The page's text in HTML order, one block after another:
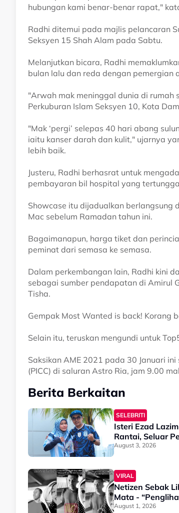
hubungan kami benar-benar rapat,"
Radhi ditemui pada majlis pelancaran
Seksyen 15 Shah Alam pada Sabtu.
Melanjutkan bicara, Radhi
bulan lalu dan reda dengan pemergian
"Arwah mak meninggal dunia di rumah
Perkuburan Islam Seksyen 10, Kota
"Mak ‘pergi’ selepas 40 hari abang
iaitu kanser darah dan kulit," ujarnya
lebih baik.
Justeru, Radhi berhasrat untuk
pembayaran bil hospital yang
Showcase itu dijadualkan berlangsung
Mac sebelum Ramadan tahun ini.
Bagaimanapun, harga tiket dan
peminat dari semasa ke semasa.
Dalam perkembangan lain, Radhi kini
sebagai sumber pendapatan di Amirul
Tisha.
Gempak Most Wanted is back! Korang
Selain itu, teruskan mengundi untuk
Saksikan AME 2021 pada 30 Januari
(PICC) di saluran Astro Ria, jam 9.00
Berita Berkaitan
SELEBRITI
Isteri Ezad
Rantai, Seluar
August 3, 2026
VIRAL
Netizen Sebak
Mata -
August 1, 2026